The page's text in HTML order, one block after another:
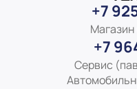
+7
+7
Сервис